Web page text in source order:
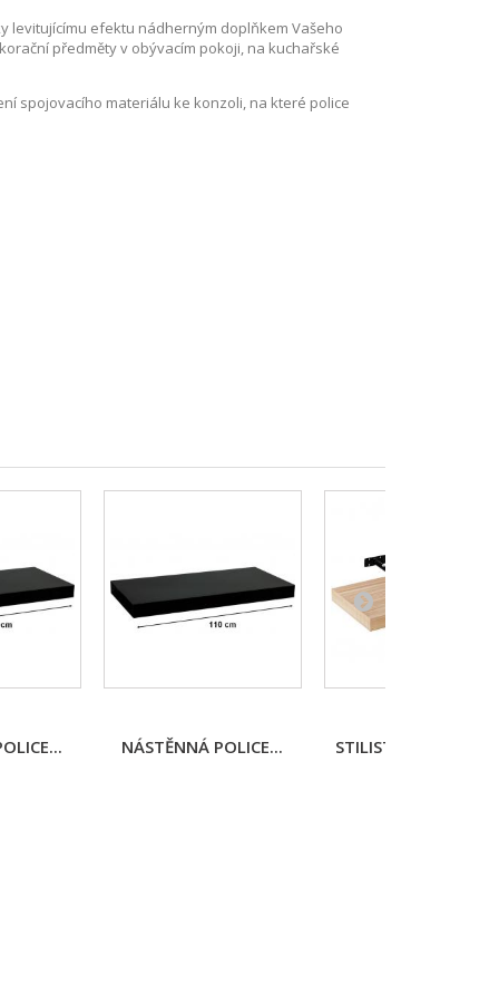
levitujícímu efektu nádherným doplňkem Vašeho
předměty v obývacím pokoji, na kuchařské
spojovacího materiálu ke konzoli, na které police
NÁSTĚNNÁ POLICE... STILISTA